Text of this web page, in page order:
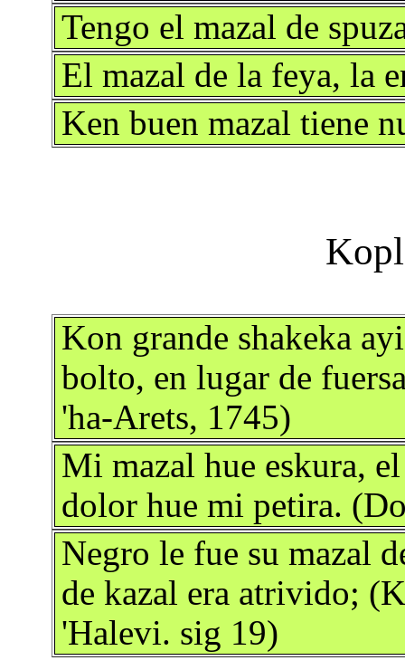
Tengo el mazal de
El mazal de la feya, la
Ken buen mazal tiene
Kon grande shakeka
bolto, en lugar de
'ha-Arets, 1745)
Mi mazal hue eskura,
dolor hue mi petira.
Negro le fue su mazal
de kazal era atrivido;
'Halevi. sig 19)